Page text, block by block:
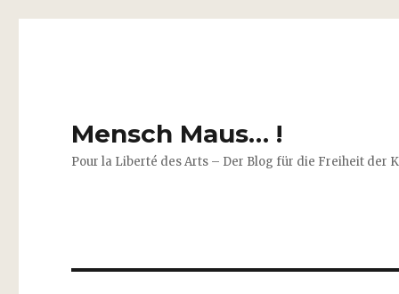
Mensch Maus… !
Pour la Liberté des Arts – Der Blog für die Freiheit der